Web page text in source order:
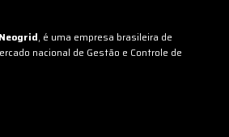
Neogrid, é uma empresa brasileira de
nacional de Gestão e Controle de